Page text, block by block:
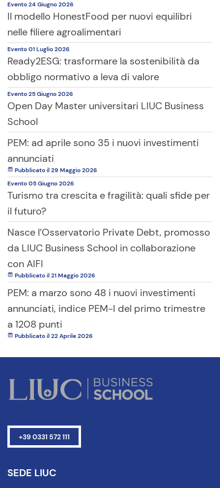
Evento24 Giugno2026
Il modello HonestFood per nuovi equilibri
nelle filiere agroalimentari
Evento01 Luglio2026
Ready2ESG: trasformare la sostenibilità da
obbligo normativo a leva di valore
Evento25 Giugno2026
Open Day Master universitari LIUC Business
School
PEM: ad aprile sono 35 i nuovi investimenti
annunciati
Pubblicato il 29 Maggio 2026
Evento05 Giugno2026
Turismo tra crescita e fragilità: quali sfide per
il futuro?
Nasce l’Osservatorio Private Debt, promosso
da LIUC Business School in collaborazione
con AIFI
Pubblicato il 21 Maggio 2026
PEM: a marzo sono 48 i nuovi investimenti
annunciati, indice PEM-I del primo trimestre
a 1208 punti
Pubblicato il 22 Aprile 2026
+39 0331 572 111
SEDE LIUC